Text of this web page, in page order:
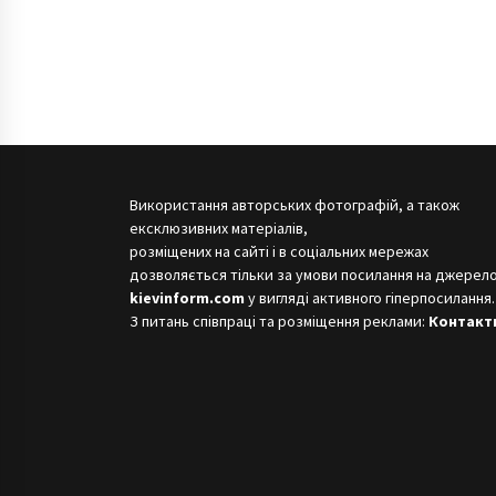
Використання авторських фотографій, а також
ексклюзивних матеріалів,
розміщених на сайті і в соціальних мережах
дозволяється тільки за умови посилання на
kievinform.com у вигляді активного гіперпосилання.
З питань співпраці та розміщення реклами: